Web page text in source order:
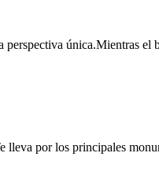
única.Mientras el
lleva por los principales